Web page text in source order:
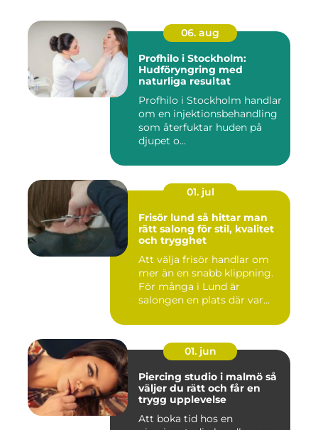
06. aug
Profhilo i Stockholm:
Hudföryngring med
naturliga resultat
Profhilo i Stockholm handlar
om en injektionsbehandling
som återfuktar huden på
djupet o...
01. jul
Frisör lund så hittar man
rätt salong för stil, kvalitet
och trygghet
Att välja frisör handlar om
mer än en snabb klippning.
För många i Lund är
salongen en plats där var...
01. jun
Piercing studio i malmö så
väljer du rätt och får en
trygg upplevelse
Att boka tid hos en